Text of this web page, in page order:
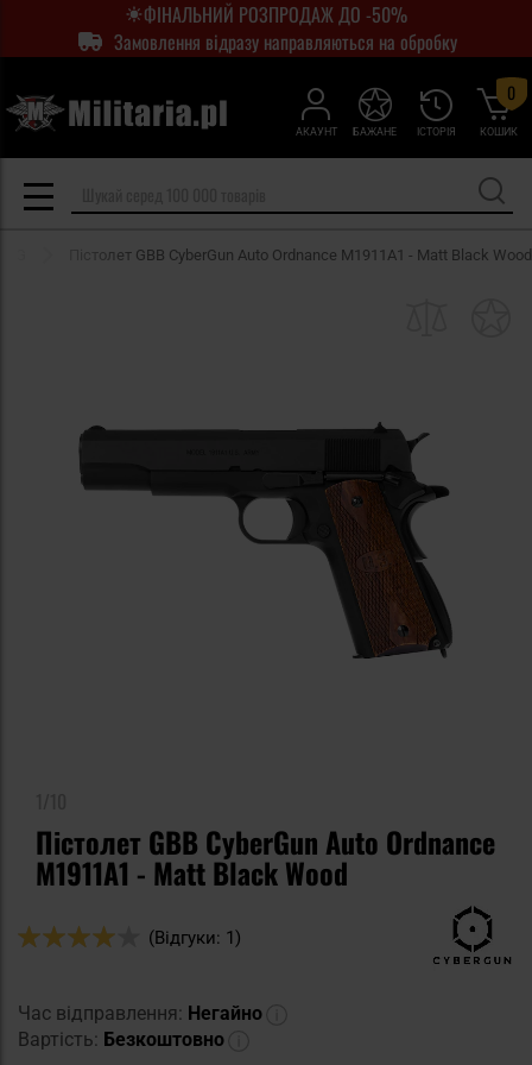
ФІНАЛЬНИЙ РОЗПРОДАЖ ДО -50%
Замовлення відразу направляються на обробку
АКАУНТ ІСТОРІЯ
БАЖАНЕ КОШИК
0
Пістолет GBB CyberGun Auto Ordnance M1911A1 - Matt Black Wood
Пістолет GBB CyberGun Auto Ordnance
M1911A1 - Matt Black Wood
Оцінка:
(Відгуки: 1)
Час відправлення: Негайно
Вартість: Безкоштовно